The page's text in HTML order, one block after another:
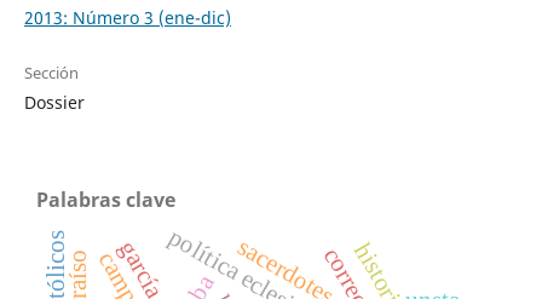
2013: Número 3 (ene-dic)
Sección
Dossier
Palabras clave
sacerdotes
católicos